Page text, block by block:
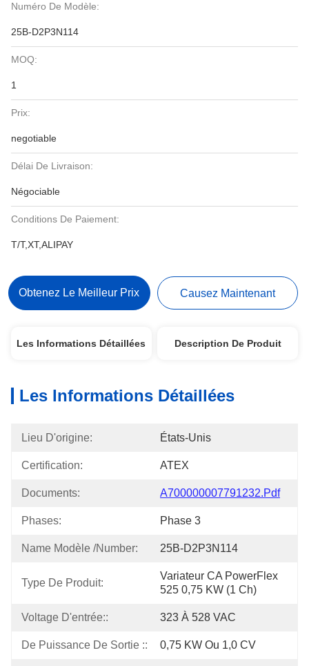
Numéro De Modèle:
25B-D2P3N114
MOQ:
1
Prix:
negotiable
Délai De Livraison:
Négociable
Conditions De Paiement:
T/T,XT,ALIPAY
Obtenez Le Meilleur Prix Causez Maintenant
Les Informations Détaillées Description De Produit
Les Informations Détaillées
Lieu D'origine: États-Unis
Certification: ATEX
Documents: A700000007791232.pdf
Phases: Phase 3
Name Modèle /Number: 25B-D2P3N114
Type De Produit:
Variateur CA PowerFlex
525 0,75 KW (1 Ch)
Voltage D'entrée:: 323 À 528 VAC
De Puissance De Sortie :: 0,75 KW Ou 1,0 CV